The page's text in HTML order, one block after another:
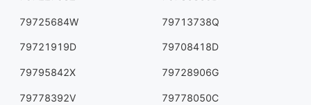
79725684W 79713738Q
79721919D 79708418D
79795842X 79728906G
79778392V 79778050C